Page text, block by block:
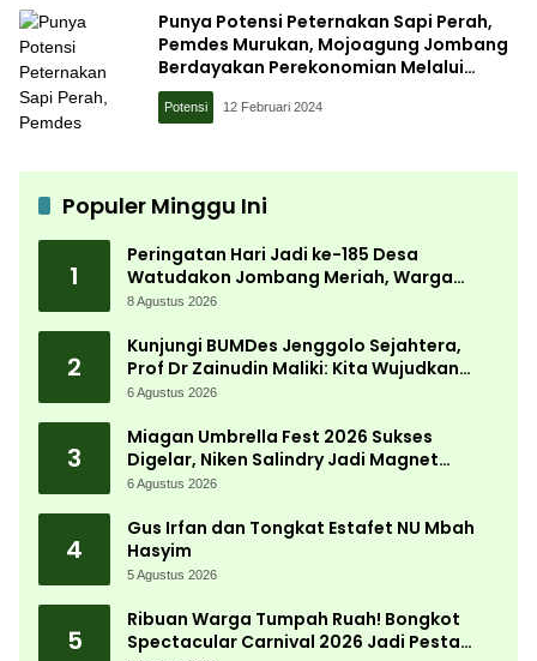
Punya Potensi Peternakan Sapi Perah,
Pemdes Murukan, Mojoagung Jombang
Berdayakan Perekonomian Melalui
Kelompok Ternak Sapi
Potensi 12 Februari 2024
Populer Minggu Ini
1
Peringatan Hari Jadi ke-185 Desa
Watudakon Jombang Meriah, Warga
Tumpek Blek Padati Karnaval Budaya
8 Agustus 2026
2
Kunjungi BUMDes Jenggolo Sejahtera,
Prof Dr Zainudin Maliki: Kita Wujudkan
Kemandirian Ekonomi dengan Potensi
6 Agustus 2026
3
Miagan Umbrella Fest 2026 Sukses
Digelar, Niken Salindry Jadi Magnet
Ribuan Pengunjung
6 Agustus 2026
4
Gus Irfan dan Tongkat Estafet NU Mbah
Hasyim
5 Agustus 2026
5
Ribuan Warga Tumpah Ruah! Bongkot
Spectacular Carnival 2026 Jadi Pesta